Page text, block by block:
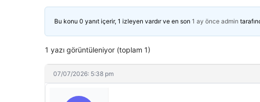
Bu konu 0 yanıt içerir, 1 izleyen vardır ve en son 1 ay önce admin
1 yazı görüntüleniyor (toplam 1)
07/07/2026: 5:38 pm